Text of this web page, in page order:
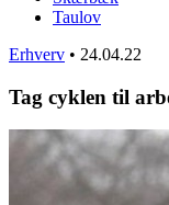
Taulov
Erhverv • 24.04.22
Tag cyklen til